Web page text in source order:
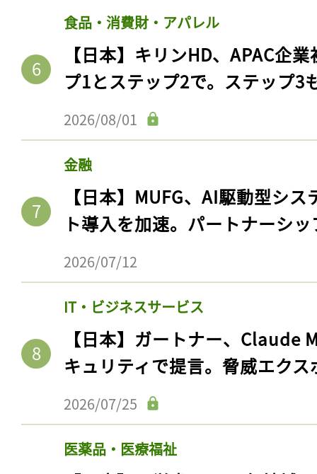
食品・消費財・アパレル
【日本】キリンHD、APAC企
プ1とステップ2で。ステップ3
2026/08/01
金融
【日本】MUFG、AI駆動型シ
ト導入を加速。パートナーシ
2026/07/12
IT・ビジネスサービス
【日本】ガートナー、Claude
キュリティで提言。脅威エク
2026/07/25
医薬品・医療福祉